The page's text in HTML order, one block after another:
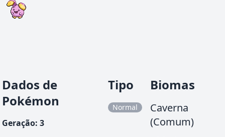
Dados de
Pokémon
Geração: 3
Tipo
Normal
Biomas
Caverna
(Comum)